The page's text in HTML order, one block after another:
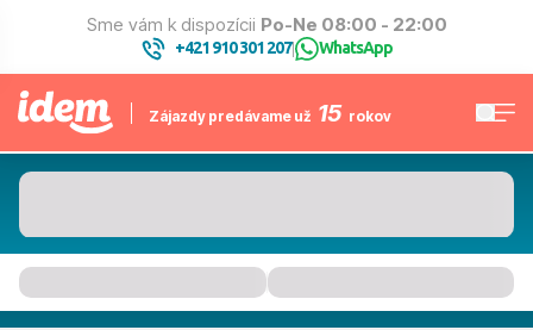
Sme vám k dispozícii Po-Ne 08:00 - 22:00
+421 910 301 207| WhatsApp
Zájazdy predávame už 15 rokov